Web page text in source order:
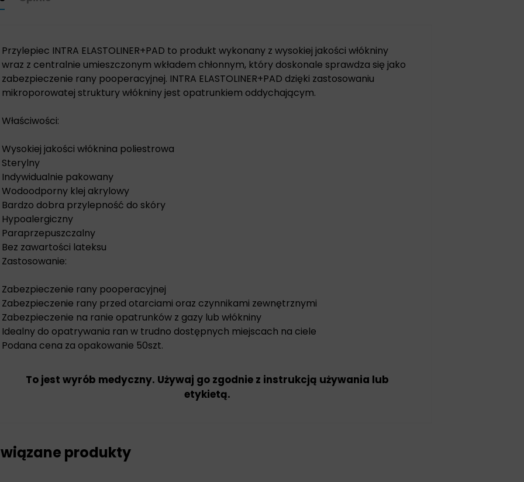
Przylepiec INTRA ELASTOLINER+PAD to produkt wykonany z wysokiej jakości włókniny
wraz z centralnie umieszczonym wkładem chłonnym, który doskonale sprawdza się jako
zabezpieczenie rany pooperacyjnej. INTRA ELASTOLINER+PAD dzięki zastosowaniu
mikroporowatej struktury włókniny jest opatrunkiem oddychającym.
Właściwości:
Wysokiej jakości włóknina poliestrowa
Sterylny
Indywidualnie pakowany
Wodoodporny klej akrylowy
Bardzo dobra przylepność do skóry
Hypoalergiczny
Paraprzepuszczalny
Bez zawartości lateksu
Zastosowanie:
Zabezpieczenie rany pooperacyjnej
Zabezpieczenie rany przed otarciami oraz czynnikami zewnętrznymi
Zabezpieczenie na ranie opatrunków z gazy lub włókniny
Idealny do opatrywania ran w trudno dostępnych miejscach na ciele
Podana cena za opakowanie 50szt.
To jest wyrób medyczny. Używaj go zgodnie z instrukcją używania lub
etykietą.
produkty